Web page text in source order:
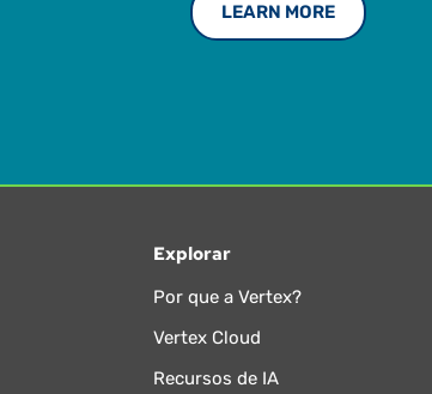
LEARN MORE
Explorar
Por que a Vertex?
Vertex Cloud
Recursos de IA